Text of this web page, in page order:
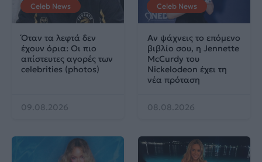
Celeb News
Όταν τα λεφτά δεν
έχουν όρια: Οι πιο
απίστευτες αγορές των
celebrities (photos)
09.08.2026
Celeb News
Αν ψάχνεις το επόμενο
βιβλίο σου, η Jennette
McCurdy του
Nickelodeon έχει τη
νέα πρόταση
08.08.2026